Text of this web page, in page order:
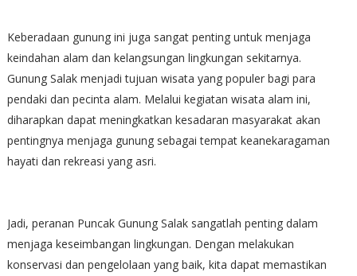
Keberadaan gunung ini juga sangat penting untuk menjaga
keindahan alam dan kelangsungan lingkungan sekitarnya.
Gunung Salak menjadi tujuan wisata yang populer bagi para
pendaki dan pecinta alam. Melalui kegiatan wisata alam ini,
diharapkan dapat meningkatkan kesadaran masyarakat akan
pentingnya menjaga gunung sebagai tempat keanekaragaman
hayati dan rekreasi yang asri.
Jadi, peranan Puncak Gunung Salak sangatlah penting dalam
menjaga keseimbangan lingkungan. Dengan melakukan
konservasi dan pengelolaan yang baik, kita dapat memastikan